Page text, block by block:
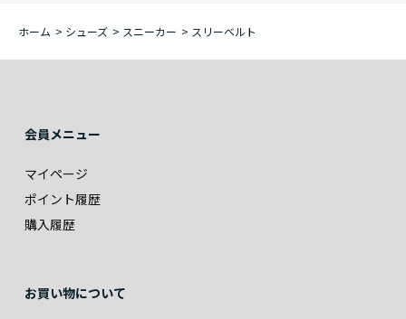
ホーム > シューズ > スニーカー > スリーベルト
会員メニュー
マイページ
ポイント履歴
購入履歴
お買い物について